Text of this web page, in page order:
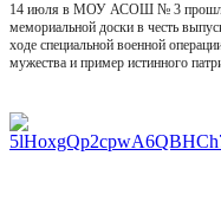
14 июля в МОУ АСОШ № 3 прошла
мемориальной доски в честь
ходе специальной военной
мужества и пример истинного